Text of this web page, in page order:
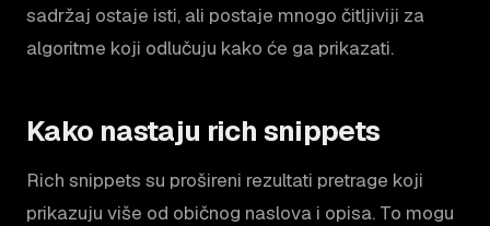
sadržaj ostaje isti, ali postaje mnogo čitljiviji za
algoritme koji odlučuju kako će ga prikazati.
Kako nastaju rich snippets
Rich snippets su prošireni rezultati pretrage koji
prikazuju više od običnog naslova i opisa. To mogu